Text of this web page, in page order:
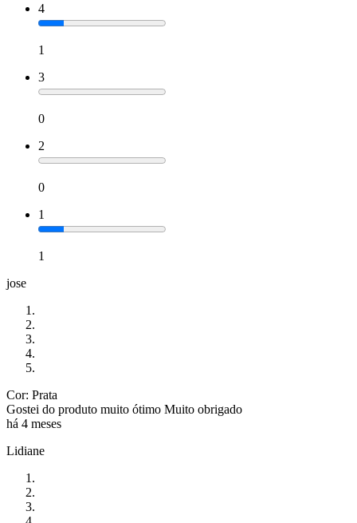
4
1
3
0
2
0
1
1
jose
Cor: Prata
Gostei do produto muito ótimo Muito obrigado
há 4 meses
Lidiane